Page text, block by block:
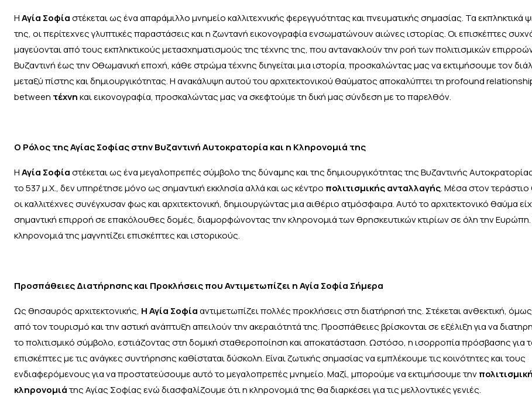
ΗΑγία Σοφίαστέκεται ως ένα απαράμιλλο μνημείο καλλιτεχνικής φερεγγυότητας και πνευματικής σημασίας. Τα εκπληκτικά
της, οι περίτεχνες γλυπτικές παραστάσεις και η ζωντανή εικονογραφία ενσωματώνουν αιώνες ιστορίας. Οι επισκέπτες
μαγεύονται από τους εκπληκτικούς μετασχηματισμούς της τέχνης της, που αντανακλούν την ροή των πολιτισμικών
Βυζαντινή έως την Οθωμανική εποχή, κάθε στρώμα τέχνης διηγείται μια ιστορία, προσκαλώντας μας να εκτιμήσουμε τον
μεταξύ πίστης και δημιουργικότητας. Η ανακάλυψη αυτού του αρχιτεκτονικού θαύματος αποκαλύπτει τη profound
between τέχνηκαι εικονογραφία, προσκαλώντας μας να σκεφτούμε τη δική μας σύνδεση με το παρελθόν.
Ο Ρόλος της Αγίας Σοφίας στην Βυζαντινή Αυτοκρατορία και η Κληρονομιά της
ΗΑγία Σοφίαστέκεται ως ένα μεγαλοπρεπές σύμβολο της δύναμης και της δημιουργικότητας της Βυζαντινής
το 537 μ.Χ., δεν υπηρέτησε μόνο ως σημαντική εκκλησία αλλά και ως κέντρο πολιτισμικής ανταλλαγής. Μέσα στον τεράστιο
οι καλλιτέχνες συνέγχυσαν φως και αρχιτεκτονική, δημιουργώντας μια αιθέριο ατμόσφαιρα. Αυτό το αρχιτεκτονικό θαύμα
σημαντική επιρροή σε επακόλουθες δομές, διαμορφώνοντας την κληρονομιά των θρησκευτικών κτιρίων σε όλη την Ευρώπη.
κληρονομιά της μαγνητίζει επισκέπτες και ιστορικούς.
Προσπάθειες Διατήρησης και Προκλήσεις που Αντιμετωπίζει η Αγία Σοφία Σήμερα
Ως θησαυρός αρχιτεκτονικής, Η Αγία Σοφίααντιμετωπίζει πολλές προκλήσεις στη διατήρησή της. Στέκεται ανθεκτική, όμως
από τον τουρισμό και την αστική ανάπτυξη απειλούν την ακεραιότητά της. Προσπάθειες βρίσκονται σε εξέλιξη για να
το πολιτισμικό σύμβολο, εστιάζοντας στη δομική σταθεροποίηση και αποκατάσταση. Ωστόσο, η ισορροπία πρόσβασης για
επισκέπτες με τις ανάγκες συντήρησης καθίσταται δύσκολη. Είναι ζωτικής σημασίας να εμπλέκουμε τις κοινότητες και τους
ενδιαφερόμενους για να προστατεύσουμε αυτό το μεγαλοπρεπές μνημείο. Μαζί, μπορούμε να εκτιμήσουμε τηνπολιτισμική
κληρονομιάτης Αγίας Σοφίας ενώ διασφαλίζουμε ότι η κληρονομιά της θα διαρκέσει για τις μελλοντικές γενιές.